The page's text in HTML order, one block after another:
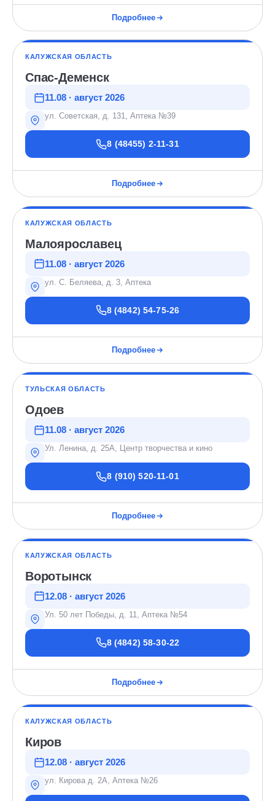
Подробнее
КАЛУЖСКАЯ ОБЛАСТЬ
Спас-Деменск
11.08 · август 2026
ул. Советская, д. 131, Аптека №39
8 (48455) 2-11-31
Подробнее
КАЛУЖСКАЯ ОБЛАСТЬ
Малоярославец
11.08 · август 2026
ул. С. Беляева, д. 3, Аптека
8 (4842) 54-75-26
Подробнее
ТУЛЬСКАЯ ОБЛАСТЬ
Одоев
11.08 · август 2026
Ул. Ленина, д. 25А, Центр творчества и кино
8 (910) 520-11-01
Подробнее
КАЛУЖСКАЯ ОБЛАСТЬ
Воротынск
12.08 · август 2026
Ул. 50 лет Победы, д. 11, Аптека №54
8 (4842) 58-30-22
Подробнее
КАЛУЖСКАЯ ОБЛАСТЬ
Киров
12.08 · август 2026
ул. Кирова д. 2А, Аптека №26